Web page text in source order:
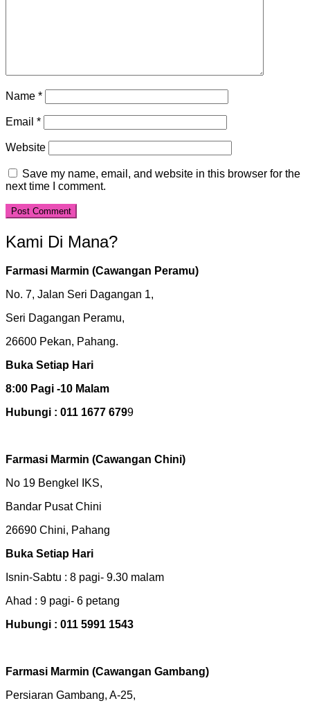
Name *
Email *
Website
Save my name, email, and website in this browser for the
next time I comment.
Kami Di Mana?
Farmasi Marmin (Cawangan Peramu)
No. 7, Jalan Seri Dagangan 1,
Seri Dagangan Peramu,
26600 Pekan, Pahang.
Buka Setiap Hari
8:00 Pagi -10 Malam
Hubungi : 011 1677 6799
Farmasi Marmin (Cawangan Chini)
No 19 Bengkel IKS,
Bandar Pusat Chini
26690 Chini, Pahang
Buka Setiap Hari
Isnin-Sabtu : 8 pagi- 9.30 malam
Ahad : 9 pagi- 6 petang
Hubungi : 011 5991 1543
Farmasi Marmin (Cawangan Gambang)
Persiaran Gambang, A-25,